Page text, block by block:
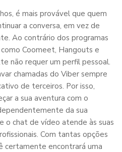
é mais provável que quem
a conversa, em vez de
Ao contrário dos programas
Coomeet, Hangouts e
não requer um perfil pessoal.
chamadas do Viber sempre
de terceiros. Por isso,
a sua aventura com o
da sua
o chat de vídeo atende às suas
Com tantas opções
certamente encontrará uma